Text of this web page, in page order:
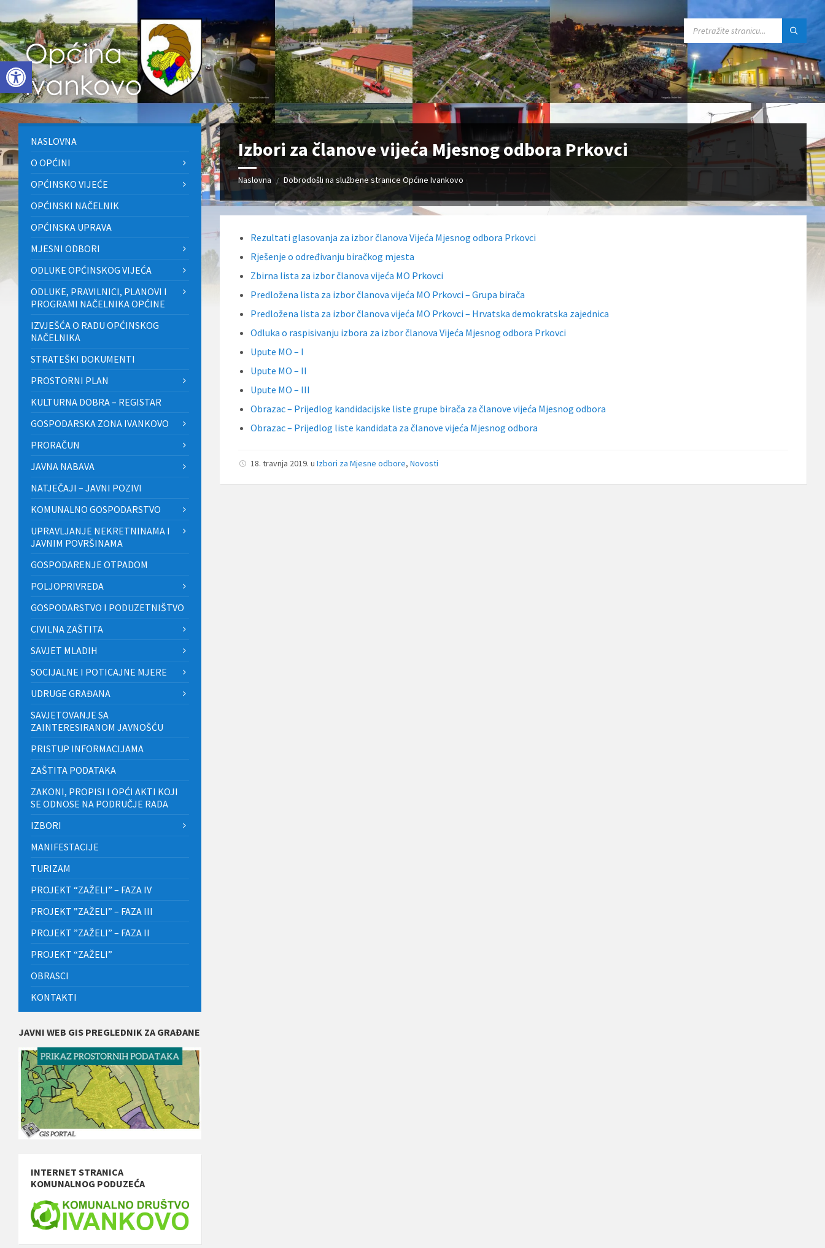
Open toolbar
to
content
to
left
sidebar
to
footer
Izbori za članove vijeća Mjesnog odbora Prkovci
Naslovna / Dobrodošli na službene stranice Općine Ivankovo
Rezultati glasovanja za izbor članova Vijeća Mjesnog odbora Prkovci
Rješenje o određivanju biračkog mjesta
Zbirna lista za izbor članova vijeća MO Prkovci
Predložena lista za izbor članova vijeća MO Prkovci – Grupa birača
Predložena lista za izbor članova vijeća MO Prkovci – Hrvatska demokratska zajednica
Odluka o raspisivanju izbora za izbor članova Vijeća Mjesnog odbora Prkovci
Upute MO – I
Upute MO – II
Upute MO – III
Obrazac – Prijedlog kandidacijske liste grupe birača za članove vijeća Mjesnog odbora
Obrazac – Prijedlog liste kandidata za članove vijeća Mjesnog odbora
18. travnja 2019.uIzbori za Mjesne odbore,Novosti
NASLOVNA
O OPĆINI
OPĆINSKO VIJEĆE
OPĆINSKI NAČELNIK
OPĆINSKA UPRAVA
MJESNI ODBORI
ODLUKE OPĆINSKOG VIJEĆA
ODLUKE, PRAVILNICI, PLANOVI I
PROGRAMI NAČELNIKA OPĆINE
IZVJEŠĆA O RADU OPĆINSKOG
NAČELNIKA
STRATEŠKI DOKUMENTI
PROSTORNI PLAN
KULTURNA DOBRA – REGISTAR
GOSPODARSKA ZONA IVANKOVO
PRORAČUN
JAVNA NABAVA
NATJEČAJI – JAVNI POZIVI
KOMUNALNO GOSPODARSTVO
UPRAVLJANJE NEKRETNINAMA I
JAVNIM POVRŠINAMA
GOSPODARENJE OTPADOM
POLJOPRIVREDA
GOSPODARSTVO I PODUZETNIŠTVO
CIVILNA ZAŠTITA
SAVJET MLADIH
SOCIJALNE I POTICAJNE MJERE
UDRUGE GRAĐANA
SAVJETOVANJE SA
ZAINTERESIRANOM JAVNOŠĆU
PRISTUP INFORMACIJAMA
ZAŠTITA PODATAKA
ZAKONI, PROPISI I OPĆI AKTI KOJI
SE ODNOSE NA PODRUČJE RADA
IZBORI
MANIFESTACIJE
TURIZAM
PROJEKT “ZAŽELI” – FAZA IV
PROJEKT ”ZAŽELI” – FAZA III
PROJEKT ”ZAŽELI” – FAZA II
PROJEKT “ZAŽELI”
OBRASCI
KONTAKTI
JAVNI WEB GIS PREGLEDNIK ZA GRAĐANE
INTERNET STRANICA
KOMUNALNOG PODUZEĆA